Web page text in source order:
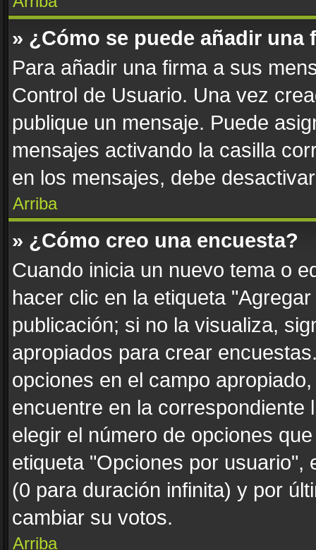
» ¿Cómo se puede añadir una
Para añadir una firma a sus
Control de Usuario. Una vez
publique un mensaje. Puede
mensajes activando la casilla
en los mensajes, debe
Arriba
» ¿Cómo creo una encuesta?
Cuando inicia un nuevo tema o
hacer clic en la etiqueta
publicación; si no la visualiza,
apropiados para crear
opciones en el campo
encuentre en la correspondiente
elegir el número de opciones
etiqueta "Opciones por usuario",
(0 para duración infinita) y por
cambiar su votos.
Arriba